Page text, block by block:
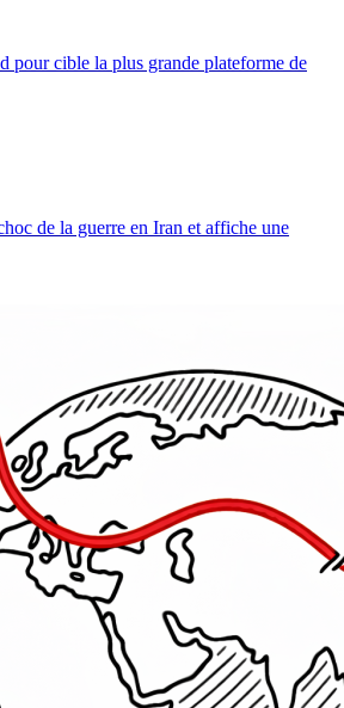
pour cible la plus grande plateforme de
de la guerre en Iran et affiche une